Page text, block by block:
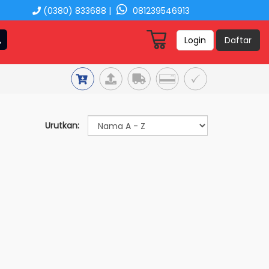
(0380) 833688 | 081239546913
Login Daftar
Urutkan: